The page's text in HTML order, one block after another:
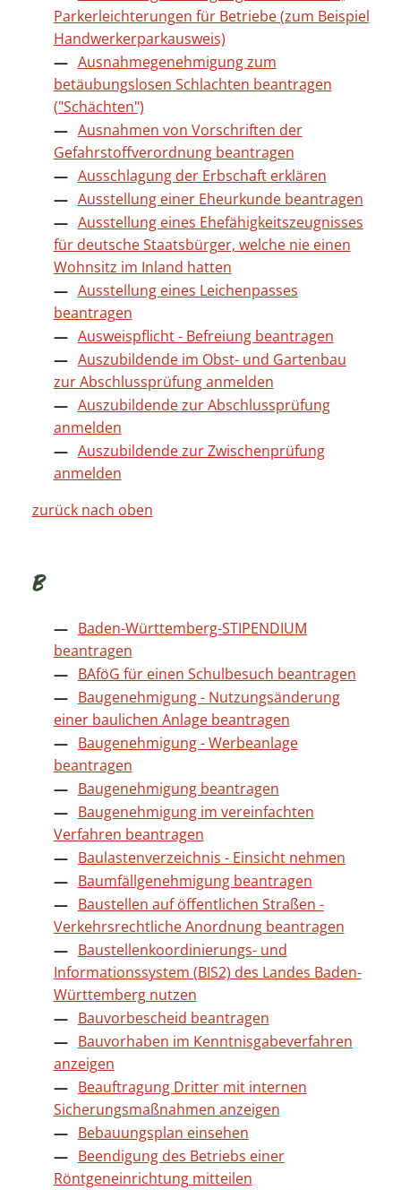
Parkerleichterungen für Betriebe (zum Beispiel
Handwerkerparkausweis)
Ausnahmegenehmigung zum
betäubungslosen Schlachten beantragen
("Schächten")
Ausnahmen von Vorschriften der
Gefahrstoffverordnung beantragen
Ausschlagung der Erbschaft erklären
Ausstellung einer Eheurkunde beantragen
Ausstellung eines Ehefähigkeitszeugnisses
für deutsche Staatsbürger, welche nie einen
Wohnsitz im Inland hatten
Ausstellung eines Leichenpasses
beantragen
Ausweispflicht - Befreiung beantragen
Auszubildende im Obst- und Gartenbau
zur Abschlussprüfung anmelden
Auszubildende zur Abschlussprüfung
anmelden
Auszubildende zur Zwischenprüfung
anmelden
zurück nach oben
B
Baden-Württemberg-STIPENDIUM
beantragen
BAföG für einen Schulbesuch beantragen
Baugenehmigung - Nutzungsänderung
einer baulichen Anlage beantragen
Baugenehmigung - Werbeanlage
beantragen
Baugenehmigung beantragen
Baugenehmigung im vereinfachten
Verfahren beantragen
Baulastenverzeichnis - Einsicht nehmen
Baumfällgenehmigung beantragen
Baustellen auf öffentlichen Straßen -
Verkehrsrechtliche Anordnung beantragen
Baustellenkoordinierungs- und
Informationssystem (BIS2) des Landes Baden-
Württemberg nutzen
Bauvorbescheid beantragen
Bauvorhaben im Kenntnisgabeverfahren
anzeigen
Beauftragung Dritter mit internen
Sicherungsmaßnahmen anzeigen
Bebauungsplan einsehen
Beendigung des Betriebs einer
Röntgeneinrichtung mitteilen